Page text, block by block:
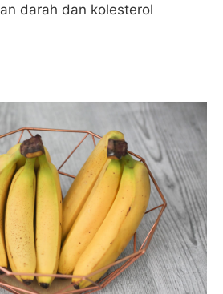
darah dan kolesterol